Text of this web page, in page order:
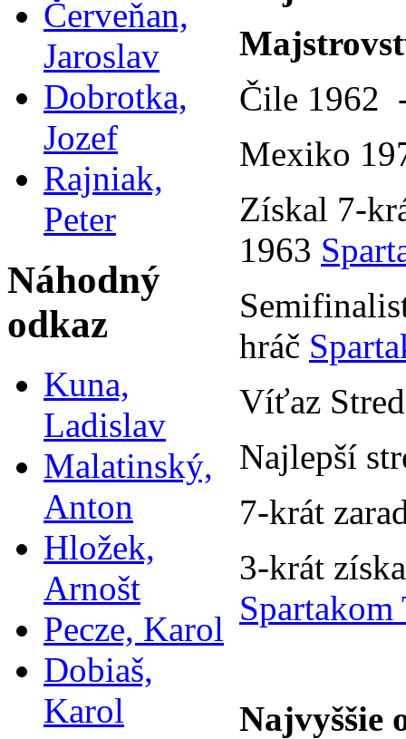
Červeňan,
Jaroslav
Dobrotka,
Jozef
Rajniak,
Peter
Náhodný
odkaz
Kuna,
Ladislav
Malatinský,
Anton
Hložek,
Arnošt
Pecze, Karol
Dobiaš,
Karol
Čile 1962
Mexiko
Získal 7-
1963
hráč
Víťaz
Najlepší
7-krát
3-krát
Spartakom
Najvyššie